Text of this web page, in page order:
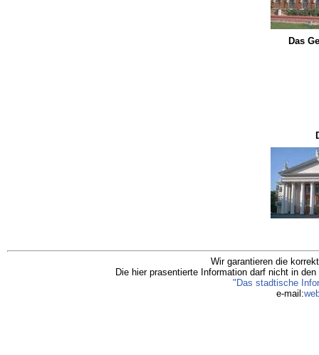
Das
Wir garantieren die
Die hier prasentierte Information darf nicht in
"Das stadtische
e-mail: